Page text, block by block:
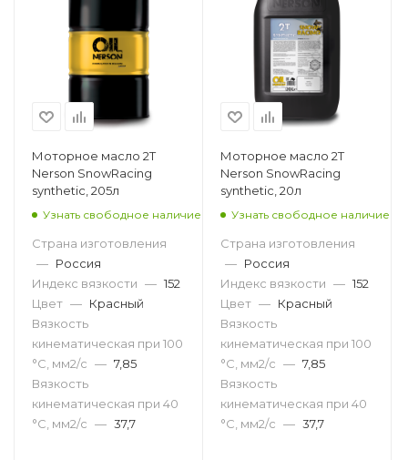
Моторное масло 2T
Nerson SnowRacing
synthetic, 205л
Узнать свободное наличие
Страна изготовления
— Россия
Индекс вязкости — 152
Цвет — Красный
Вязкость
кинематическая при 100
°С, мм2/с — 7,85
Вязкость
кинематическая при 40
°С, мм2/с — 37,7
Моторное масло 2T
Nerson SnowRacing
synthetic, 20л
Узнать свободное наличие
Страна изготовления
— Россия
Индекс вязкости — 152
Цвет — Красный
Вязкость
кинематическая при 100
°С, мм2/с — 7,85
Вязкость
кинематическая при 40
°С, мм2/с — 37,7